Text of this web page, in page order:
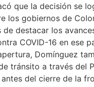
que la decisión se
los gobiernos de
de destacar los
COVID-16 en ese
Domínguez
tránsito a través del
del cierre de la